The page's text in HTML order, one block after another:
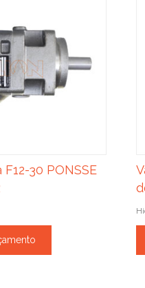
30 PONSSE